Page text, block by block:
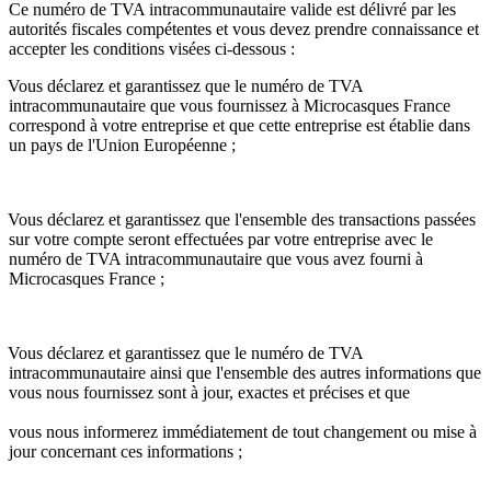
Ce numéro de TVA intracommunautaire valide est délivré par les
autorités fiscales compétentes et vous devez prendre connaissance et
accepter les conditions visées ci-dessous :
Vous déclarez et garantissez que le numéro de TVA
intracommunautaire que vous fournissez à Microcasques France
correspond à votre entreprise et que cette entreprise est établie dans
un pays de l'Union Européenne ;
Vous déclarez et garantissez que l'ensemble des transactions passées
sur votre compte seront effectuées par votre entreprise avec le
numéro de TVA intracommunautaire que vous avez fourni à
Microcasques France ;
Vous déclarez et garantissez que le numéro de TVA
intracommunautaire ainsi que l'ensemble des autres informations que
vous nous fournissez sont à jour, exactes et précises et que
vous nous informerez immédiatement de tout changement ou mise à
jour concernant ces informations ;